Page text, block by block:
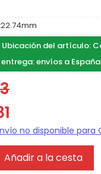
Ubicación del artículo:
envíos a
Añadir a la cesta